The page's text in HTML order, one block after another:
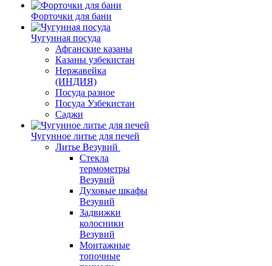
Форточки для бани
Чугунная посуда
Афганские казаны
Казаны узбекистан
Нержавейка
(ИНДИЯ)
Посуда разное
Посуда Узбекистан
Саджи
Чугунное литье для печей
Литье Везувий
Стекла
термометры
Везувий
Духовые шкафы
Везувий
Задвижки
колосники
Везувий
Монтажные
топочные